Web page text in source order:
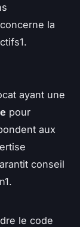
la
ayant une
pour
aux
conseil
le code